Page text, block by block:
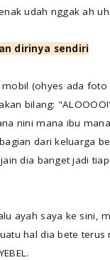
udah nggak ah
dirinya sendiri
(ohyes ada foto
bilang:
nini mana ibu
dari keluarga
dia banget jadi
ayah saya ke sini,
hal dia bete terus